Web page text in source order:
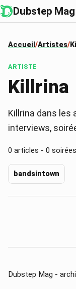
Dubstep Mag
Accueil Artistes
ARTISTE
Killrina
Killrina dans les
interviews,
0 articles - 0
bandsintown
Dubstep Mag -